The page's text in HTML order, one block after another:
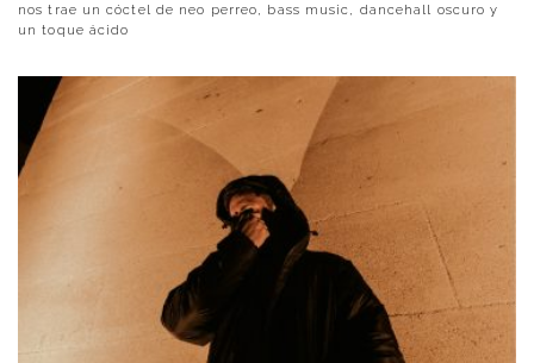
nos trae un cóctel de neo perreo, bass music, dancehall oscuro y
un toque ácido